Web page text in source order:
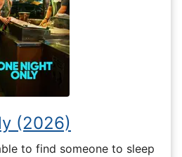
(2026)
to find someone to sleep